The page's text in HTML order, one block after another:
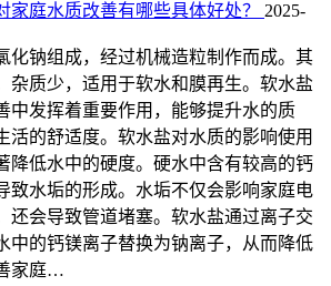
家庭水质改善有哪些具体好处？
2025-
化钠组成，经过机械造粒制作而成。其
杂质少，适用于软水和膜再生。软水盐
中发挥着重要作用，能够提升水的质
活的舒适度。软水盐对水质的影响使用
降低水中的硬度。硬水中含有较高的钙
致水垢的形成。水垢不仅会影响家庭电
还会导致管道堵塞。软水盐通过离子交
中的钙镁离子替换为钠离子，从而降低
家庭…